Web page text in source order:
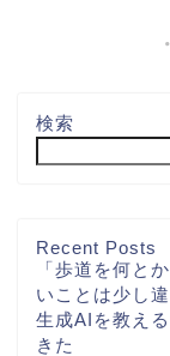
検索
Recent Posts
「歩道を何と
いことは少し
生成AIを教え
きた